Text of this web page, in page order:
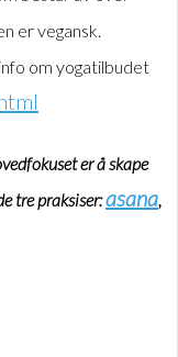
er vegansk.
om yogatilbudet
er å skape
tre praksiser:asana,